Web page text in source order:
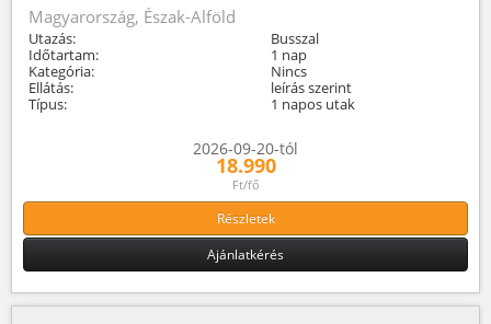
Magyarország, Észak-Alföld
Utazás:
Busszal
Időtartam:
1 nap
Kategória:
Nincs
Ellátás:
leírás szerint
Típus:
1 napos utak
2026-09-20-tól
18.990
Ft/fő
Részletek
Ajánlatkérés